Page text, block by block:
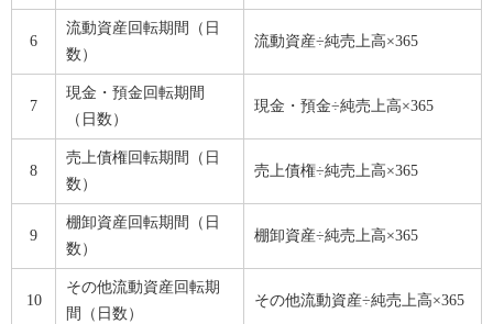
6
流動資産回転期間（日
数）
流動資産÷純売上高×365
7
現金・預金回転期間
（日数）
現金・預金÷純売上高×365
8
売上債権回転期間（日
数）
売上債権÷純売上高×365
9
棚卸資産回転期間（日
数）
棚卸資産÷純売上高×365
10
その他流動資産回転期
間（日数）
その他流動資産÷純売上高×365